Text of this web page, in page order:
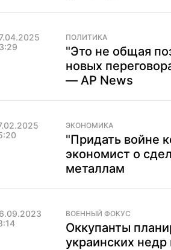
ПОЛИТИКА
"Это не общая
новых
— AP News
ЭКОНОМИКА
"Придать войне
экономист о
металлам
ВОЕННЫЙ ФОКУС
Оккупанты
украинских